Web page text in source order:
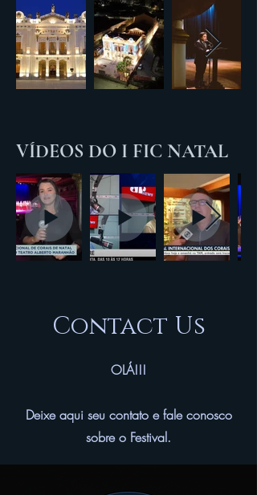
VÍDEOS DO I FIC NATAL
Contact Us
OLÁ!!!
Deixe aqui seu contato e fale conosco
sobre o Festival.